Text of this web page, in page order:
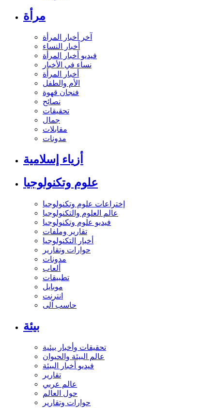
مرأة
آخر أخبار المرأة
أخبار النساء
فيديو أخبار المرأة
نساء في الأخبار
أخبار المرأة
الأم والطفل
فنجان قهوة
نصائح
تحقيقات
جمال
مقابلات
مدونات
أزياء إسلامية
علوم وتكنولوجيا
إختراعات علوم وتكنولوجيا
عالم العلوم والتكنولوجيا
فيديو علوم وتكنولوجيا
تقارير وملفات
أخبار التكنولوجيا
حوارات وتقارير
مدونات
ألعاب
تطبيقات
موبايل
انترنت
حاسب آلى
بيئة
تحقيقات وأخبار بيئية
عالم البيئة والحيوان
فيديو أخبار البيئة
تقارير
عالم عربي
حول العالم
حوارات وتقارير